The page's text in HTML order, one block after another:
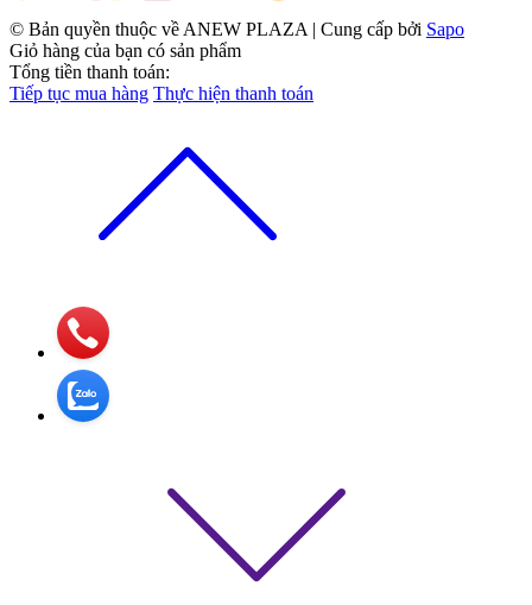
© Bản quyền thuộc về ANEW PLAZA | Cung cấp bởi Sapo
Giỏ hàng của bạn có sản phẩm
Tổng tiền thanh toán:
Tiếp tục mua hàng Thực hiện thanh toán